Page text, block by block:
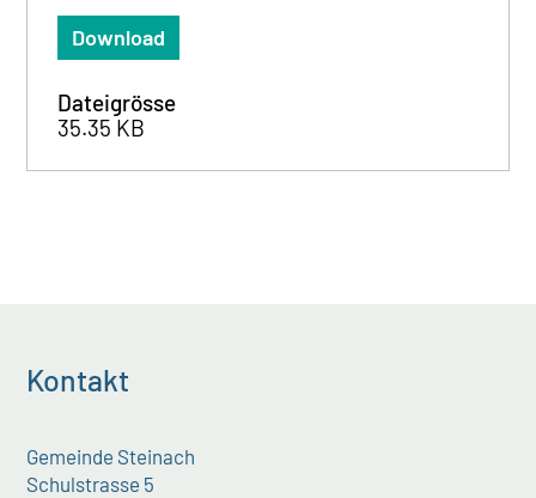
Download
Dateigrösse
35.35 KB
Kontakt
Gemeinde Steinach
Schulstrasse 5